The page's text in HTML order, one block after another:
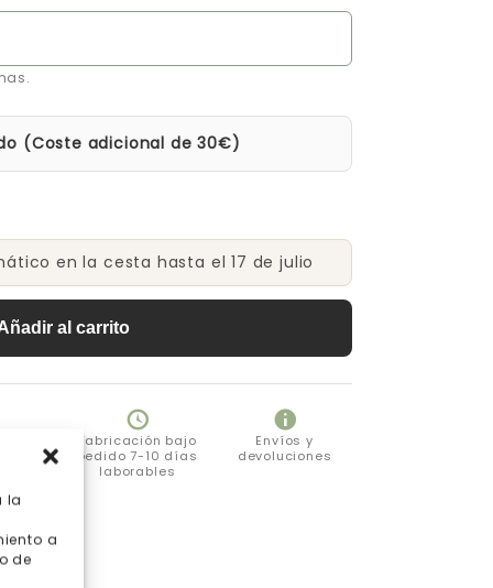
la
a
de
(Coste adicional de 30€)
en la cesta hasta el 17 de julio
al carrito
Fabricación bajo
pedido 7-10 días
laborables
Envíos y
devoluciones